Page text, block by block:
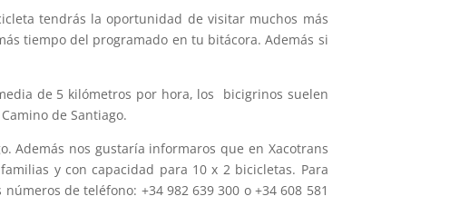
tendrás la oportunidad de visitar muchos más
tiempo del programado en tu bitácora. Además si
de 5 kilómetros por hora, los bicigrinos suelen
de Santiago.
Además nos gustaría informaros que en Xacotrans
y con capacidad para 10 x 2 bicicletas. Para
de teléfono: +34 982 639 300 o +34 608 581